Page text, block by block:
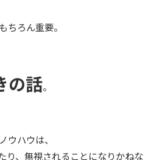
ちろん重要。
の話。
ウハウは、
り、無視されることになりかねな